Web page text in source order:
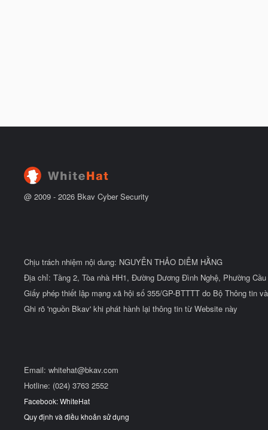
@ 2009 - 2026 Bkav Cyber Security
Chịu trách nhiệm nội dung: NGUYỄN THẢO DIỄM HẰNG
Địa chỉ: Tầng 2, Tòa nhà HH1, Đường Dương Đình Nghệ, Phường
Giấy phép thiết lập mạng xã hội số 355/GP-BTTTT do Bộ Thông tin
Ghi rõ 'nguồn Bkav' khi phát hành lại thông tin từ Website này
Email: whitehat@bkav.com
Hotline: (024) 3763 2552
Facebook: WhiteHat
Quy định và điều khoản sử dụng